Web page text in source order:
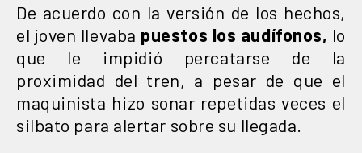
De acuerdo con la versión de los hechos,
el joven llevaba puestos los audífonos, lo
que le impidió percatarse de la
proximidad del tren, a pesar de que el
maquinista hizo sonar repetidas veces el
silbato para alertar sobre su llegada.